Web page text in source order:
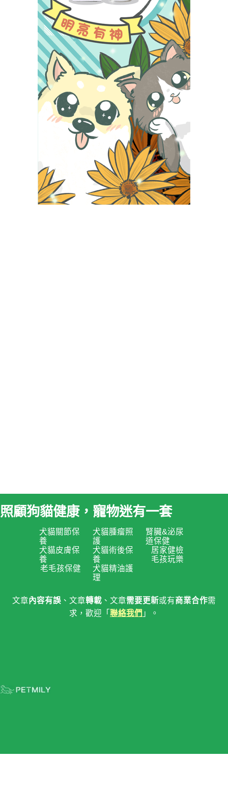
照顧狗貓健康，寵物迷有一套
犬貓關節保
養
犬貓皮膚保
養
老毛孩保健
犬貓腫瘤照
護
犬貓術後保
養
犬貓精油護
理
腎臟&泌尿
道保健
居家健檢
毛孩玩樂
文章內容有誤 、文章轉載 、文章需要更新或有 商業合作需
求，歡迎「 聯絡我們 」。